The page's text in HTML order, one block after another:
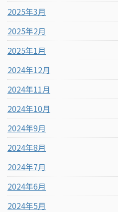
2025年3月
2025年2月
2025年1月
2024年12月
2024年11月
2024年10月
2024年9月
2024年8月
2024年7月
2024年6月
2024年5月